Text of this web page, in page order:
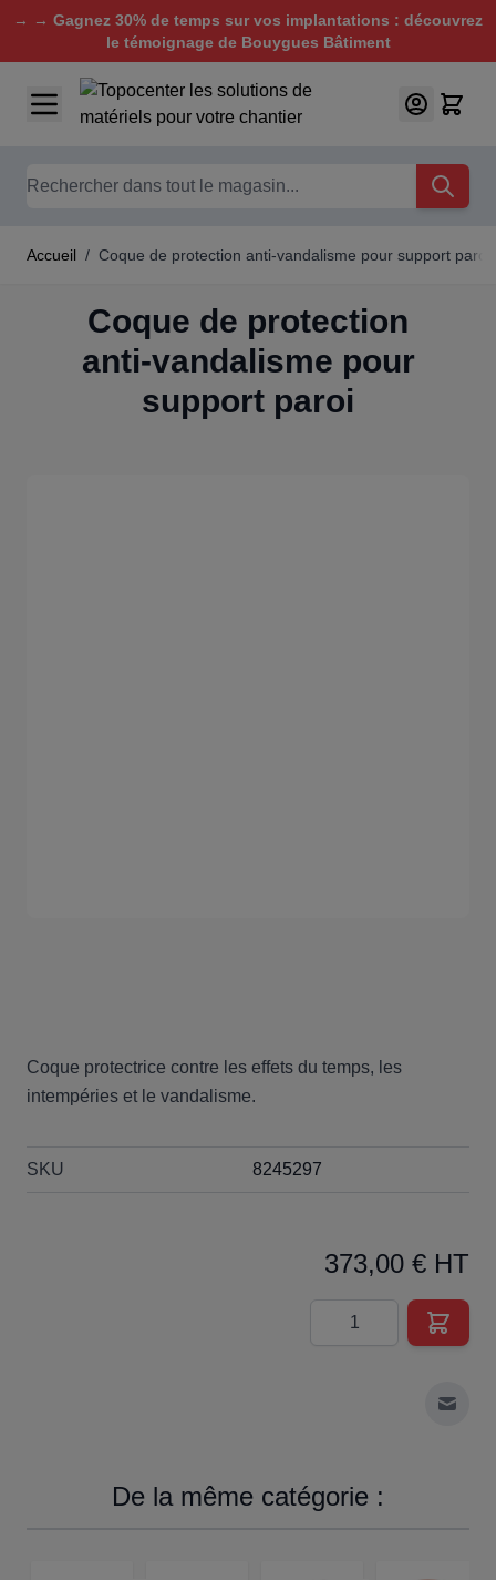
→ → Gagnez 30% de temps sur vos implantations : découvrez
le témoignage de Bouygues Bâtiment
Aller au contenu
Chercher
Accueil / Coque de protection anti-vandalisme pour support paroi
Coque de protection
anti-vandalisme pour
support paroi
Coque protectrice contre les effets du temps, les
intempéries et le vandalisme.
SKU 8245297
373,00 € HT
Quantité
De la même catégorie :